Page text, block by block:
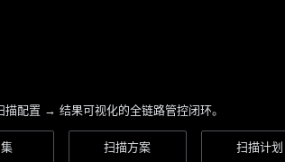
配置 → 结果可视化的全链路管控闭环。
扫描方案 扫描计划